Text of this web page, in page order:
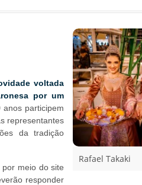
Rafael Takaki
voltada
por um
participem
representantes
da tradição
meio do site
responder